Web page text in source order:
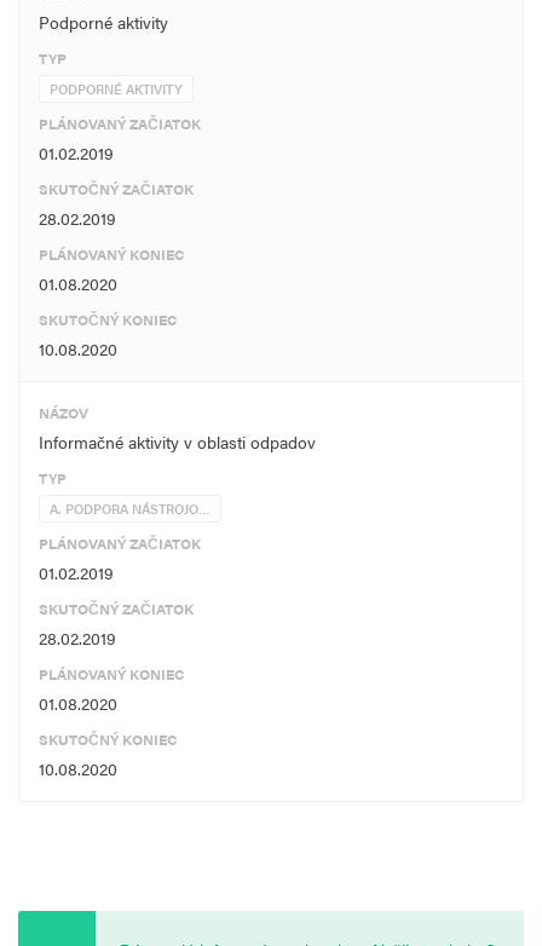
Podporné aktivity
TYP
PODPORNÉ AKTIVITY
PLÁNOVANÝ ZAČIATOK
01.02.2019
SKUTOČNÝ ZAČIATOK
28.02.2019
PLÁNOVANÝ KONIEC
01.08.2020
SKUTOČNÝ KONIEC
10.08.2020
NÁZOV
Informačné aktivity v oblasti odpadov
TYP
A. PODPORA NÁSTROJO…
PLÁNOVANÝ ZAČIATOK
01.02.2019
SKUTOČNÝ ZAČIATOK
28.02.2019
PLÁNOVANÝ KONIEC
01.08.2020
SKUTOČNÝ KONIEC
10.08.2020